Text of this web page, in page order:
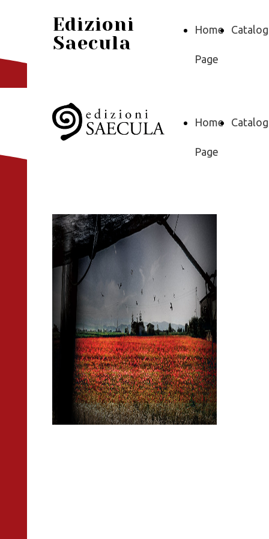
Home
Page
Edizioni
Saecula
Home
Page